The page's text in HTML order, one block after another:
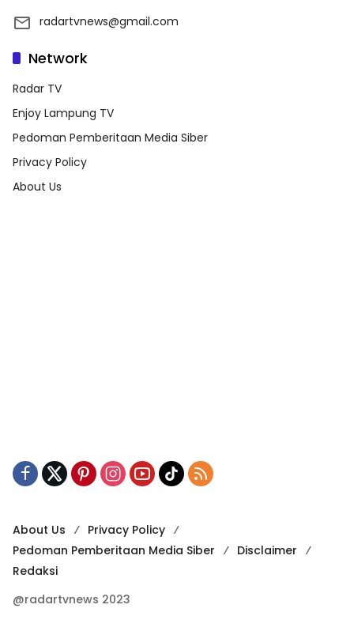
radartvnews@gmail.com
Network
Radar TV
Enjoy Lampung TV
Pedoman Pemberitaan Media Siber
Privacy Policy
About Us
About Us
Privacy Policy
Pedoman Pemberitaan Media Siber
Disclaimer
Redaksi
@radartvnews 2023